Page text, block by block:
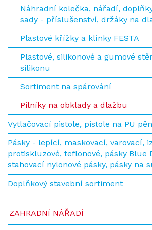
Náhradní kolečka, nářadí,
sady - příslušenství, držáky na
Plastové křížky a klínky FESTA
Plastové, silikonové a gumové
silikonu
Sortiment na spárování
Pilníky na obklady a dlažbu
Vytlačovací pistole, pistole na PU
Pásky - lepící, maskovací, varovací,
protiskluzové, teflonové, pásky Blue
stahovací nylonové pásky, pásky na
Doplňkový stavební sortiment
ZAHRADNÍ NÁŘADÍ